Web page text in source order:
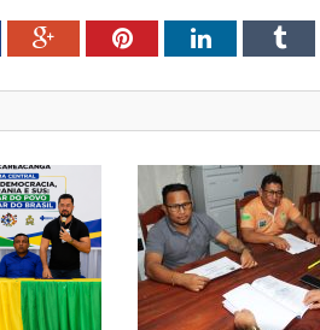
Google+PinterestLinkedIn